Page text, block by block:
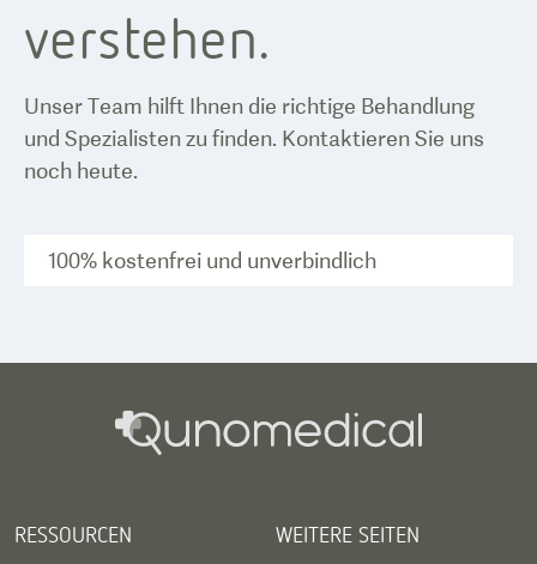
100% kostenfrei und unverbindlich
verstehen.
Unser Team hilft Ihnen die richtige Behandlung
und Spezialisten zu finden. Kontaktieren Sie uns
noch heute.
RESSOURCEN WEITERE SEITEN